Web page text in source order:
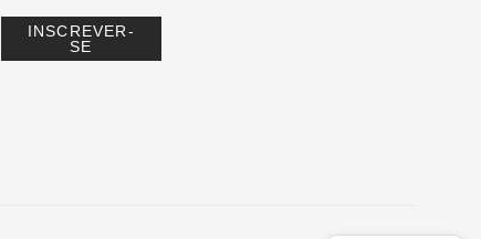
INSCREVER-
SE